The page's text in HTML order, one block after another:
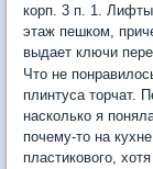
корп. 3 п. 1.
этаж пешком,
выдает ключи
Что не
плинтуса торчат.
насколько я
почему-то на
пластикового,